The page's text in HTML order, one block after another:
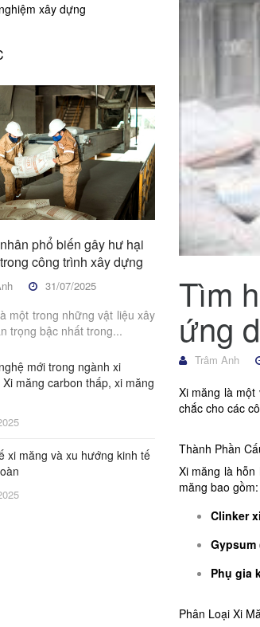
Tìm
ứng
Trâm Anh
Xi măng là
chắc cho các
Thành Phần
Xi măng là
măng bao gồm:
Clinker
Gypsum
Phụ gia
Phân Loại Xi
xây dựng
phổ biến gây hư hại
công trình xây dựng
31/07/2025
một trong những vật liệu xây
trọng bậc nhất trong...
mới trong ngành xi
Xi măng carbon thấp, xi măng
xi măng và xu hướng kinh tế